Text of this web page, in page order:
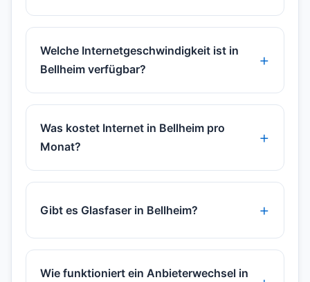
Welche Internetgeschwindigkeit ist in
Bellheim verfügbar?
Was kostet Internet in Bellheim pro
Monat?
Gibt es Glasfaser in Bellheim?
Wie funktioniert ein Anbieterwechsel in